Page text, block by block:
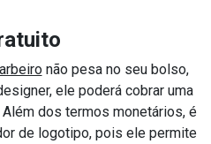
não pesa no seu bolso,
ele poderá cobrar uma
dos termos monetários, é
de logotipo, pois ele permite